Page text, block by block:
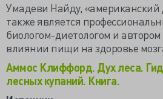
Умадеви Найду, «американский
также является
биологом-диетологом и автором
влиянии пищи на здоровье
Аммос Клиффорд. Дух леса. Гид
лесных купаний. Книга.